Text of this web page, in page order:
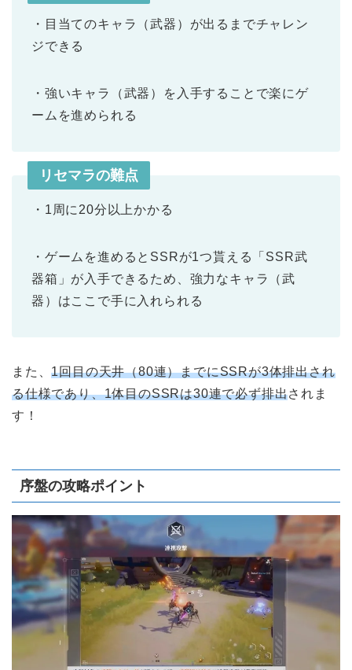
・目当てのキャラ（武器）が出るまでチャレン
ジできる
・強いキャラ（武器）を入手することで楽にゲ
ームを進められる
リセマラの難点
・1周に20分以上かかる
・ゲームを進めるとSSRが1つ貰える「SSR武
器箱」が入手できるため、強力なキャラ（武
器）はここで手に入れられる
また、1回目の天井（80連）までにSSRが3体排出され
る仕様であり、1体目のSSRは30連で必ず排出されま
す！
序盤の攻略ポイント